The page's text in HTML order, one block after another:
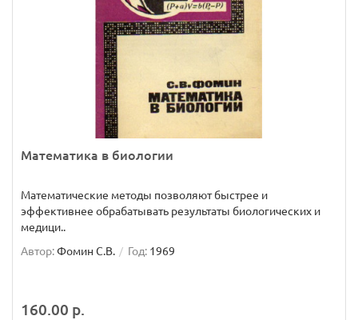
Математика в биологии
Математические методы позволяют быстрее и
эффективнее обрабатывать результаты биологических и
медици..
Автор:Фомин С.В. Год: 1969
160.00 р.